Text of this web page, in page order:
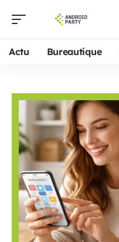
Actu Bureautique